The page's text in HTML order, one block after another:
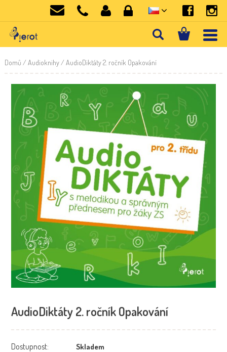
Domů /Audioknihy/ AudioDiktáty 2. ročník Opakování
AudioDiktáty 2. ročník Opakování
Dostupnost: Skladem